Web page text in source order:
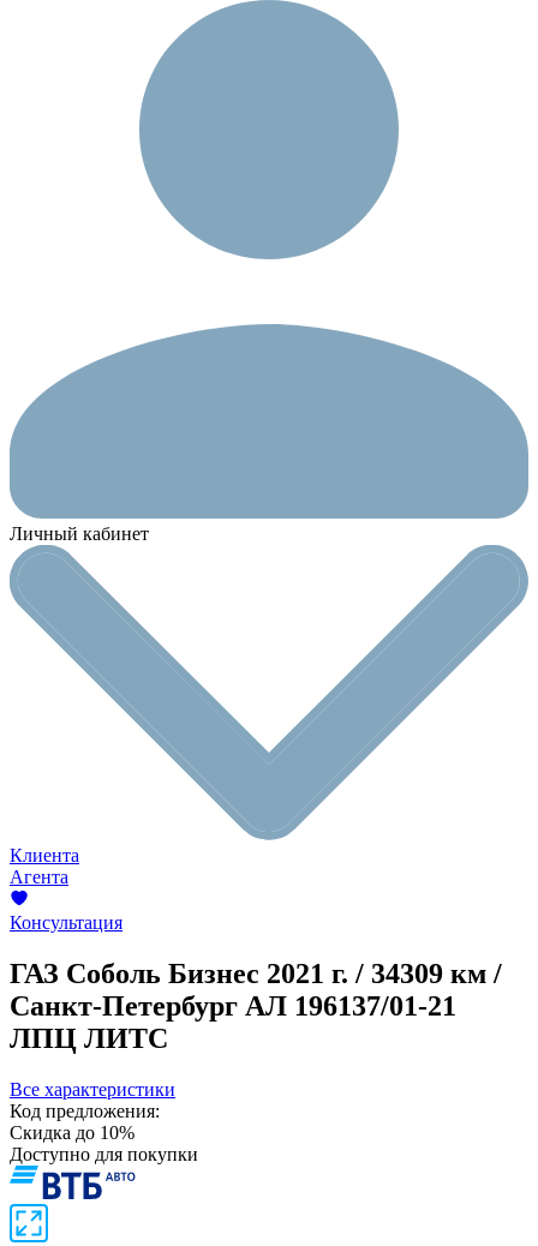
Личный кабинет
Клиента
Агента
Консультация
ГАЗ Соболь Бизнес 2021 г. / 34309 км /
Санкт-Петербург АЛ 196137/01-21
ЛПЦ ЛИТС
Все характеристики
Код предложения:
Скидка до 10%
Доступно для покупки